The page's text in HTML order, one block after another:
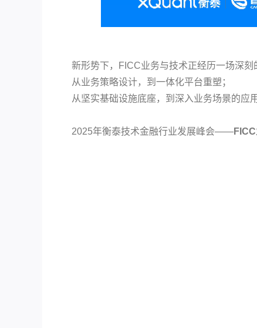
新形势下，FICC业务与技术正经历一场深刻
从业务策略设计，到一体化平台重塑；
从坚实基础设施底座，到深入业务场景的应用
2025年衡泰技术金融行业发展峰会——